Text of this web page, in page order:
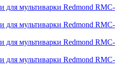
для мультиварки Redmond RMC-
для мультиварки Redmond RMC-
для мультиварки Redmond RMC-
для мультиварки Redmond RMC-